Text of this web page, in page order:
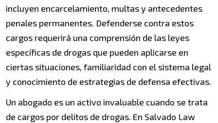
incluyen encarcelamiento, multas y antecedentes
penales permanentes. Defenderse contra estos
cargos requerirá una comprensión de las leyes
específicas de drogas que pueden aplicarse en
ciertas situaciones, familiaridad con el sistema legal
y conocimiento de estrategias de defensa efectivas.
Un abogado es un activo invaluable cuando se trata
de cargos por delitos de drogas. En Salvado Law